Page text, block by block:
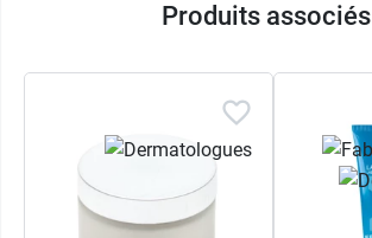
Produits associés